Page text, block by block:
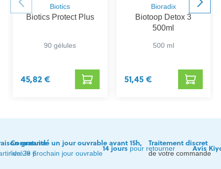
Biotics
Biotics Protect Plus
90 gélules
45,82 €
Bioradix
Biotoop Detox 3
500ml
500 ml
51,45 €
gratuite
de 29 €
Commandé un jour ouvrable avant 15h,
livré le prochain jour ouvrable
14 jourspour retourner
Traitement discret
de votre commande
Avis